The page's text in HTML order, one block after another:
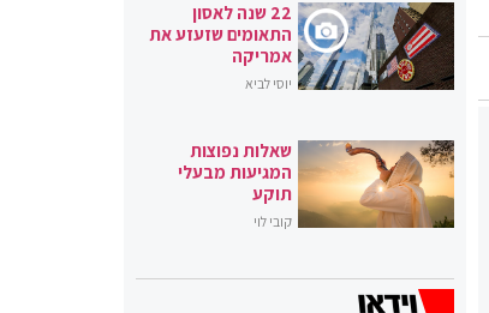
22 שנה לאסון
התאומים שזעזע את
אמריקה
יוסי לביא
שאלות נפוצות
המגיעות מבעלי
תוקע
קובי לוי